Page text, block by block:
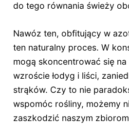
do tego równania świeży
Nawóz ten, obfitujący w
ten naturalny proces. W
mogą skoncentrować się na
wzroście łodyg i liści,
strąków. Czy to nie
wspomóc rośliny, możemy
zaszkodzić naszym